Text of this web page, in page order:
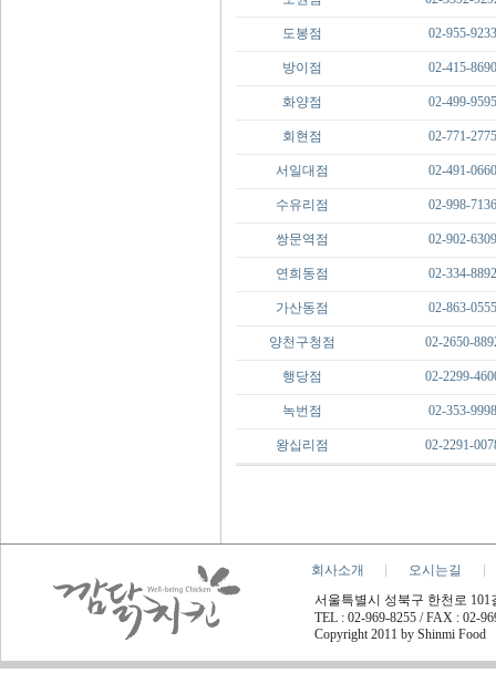
도봉점 02-955-9233
방이점 02-415-8690
화양점 02-499-9595
회현점 02-771-2775
서일대점 02-491-0660
수유리점 02-998-7136
쌍문역점 02-902-6309
연희동점 02-334-8892
가산동점 02-863-0555
양천구청점 02-2650-
행당점 02-2299-
녹번점 02-353-9998
왕십리점 02-2291-
회사소개
오시는길
서울특별시 성북구 한천로 101
TEL : 02-969-8255 / FAX : 02-
Copyright 2011 by Shinmi Food